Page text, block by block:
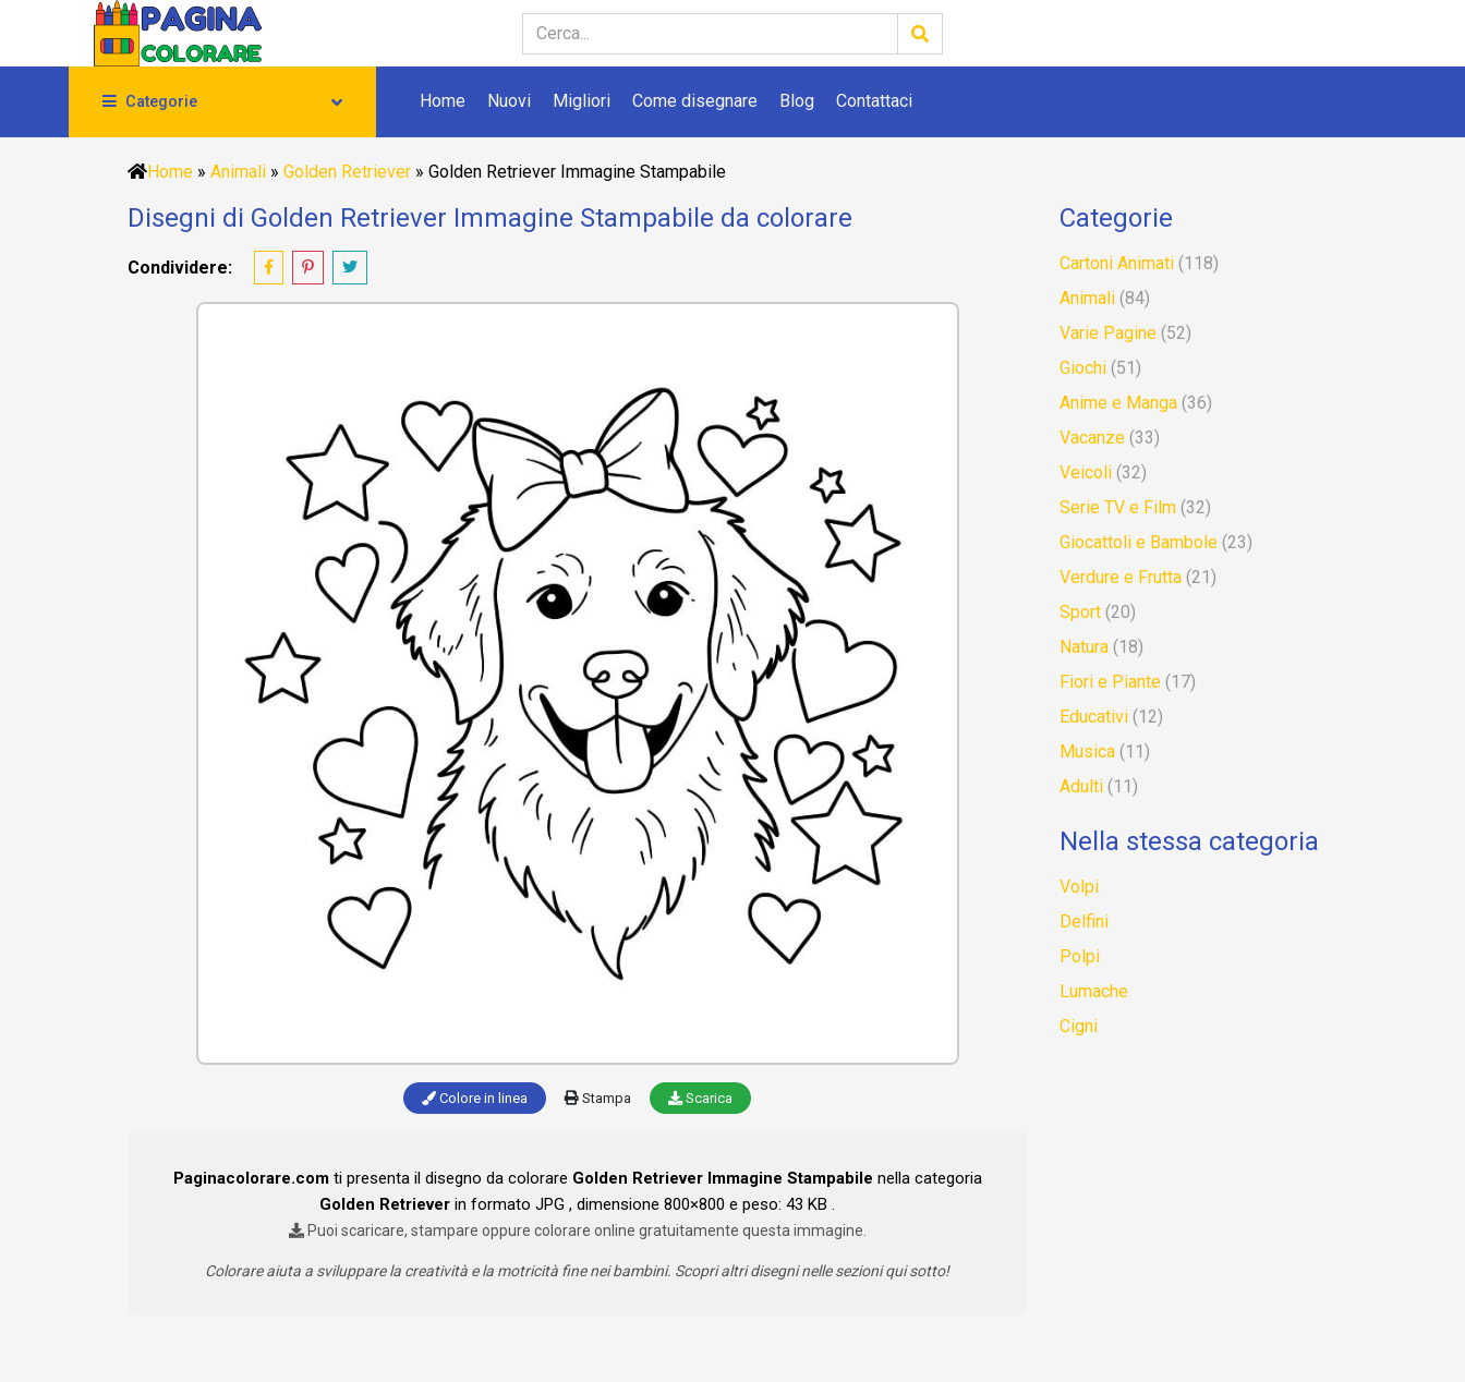
Categorie Home Nuovi Migliori Come disegnare Blog Contattaci
Home » Animali » Golden Retriever » Golden Retriever Immagine Stampabile
Disegni di Golden Retriever Immagine Stampabile da colorare
Condividere:
Colore in linea Stampa Scarica
Paginacolorare.comti presenta il disegno da colorare Golden Retriever Immagine Stampabile nella categoria
Golden Retriever in formato JPG , dimensione 800×800 e peso: 43 KB .
Puoi scaricare, stampare oppure colorare online gratuitamente questa immagine.
Colorare aiuta a sviluppare la creatività e la motricità fine nei bambini. Scopri altri disegni nelle sezioni qui sotto!
Categorie
Cartoni Animati (118)
Animali (84)
Varie Pagine (52)
Giochi (51)
Anime e Manga (36)
Vacanze (33)
Veicoli (32)
Serie TV e Film (32)
Giocattoli e Bambole (23)
Verdure e Frutta (21)
Sport (20)
Natura (18)
Fiori e Piante (17)
Educativi (12)
Musica (11)
Adulti (11)
Nella stessa categoria
Volpi
Delfini
Polpi
Lumache
Cigni